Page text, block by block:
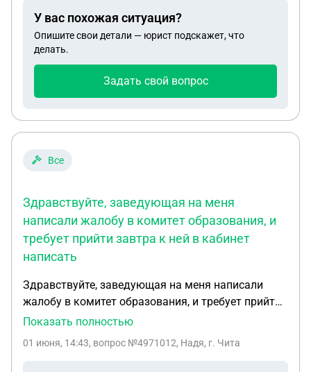
У вас похожая ситуация?
Опишите свои детали — юрист подскажет, что
делать.
Задать свой вопрос
Все
Здравствуйте, заведующая на меня
написали жалобу в комитет образования, и
требует прийти завтра к ней в кабинет
написать
Здравствуйте, заведующая на меня написали
жалобу в комитет образования, и требует прийти
завтра к ней в кабинет написать объяснительную,
ситуация заведующая обматерила сотрудника и
Показать полностью
01 июня, 14:43, вопрос №4971012, Надя, г. Чита